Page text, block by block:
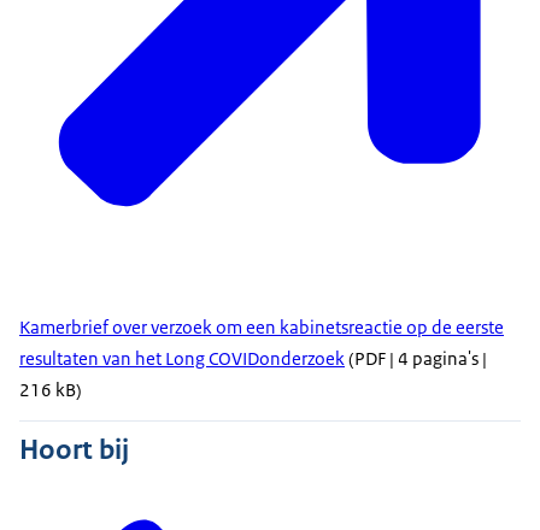
Kamerbrief over verzoek om een kabinetsreactie op de eerste
resultaten van het Long COVIDonderzoek(PDF | 4 pagina's |
216 kB)
Hoort bij